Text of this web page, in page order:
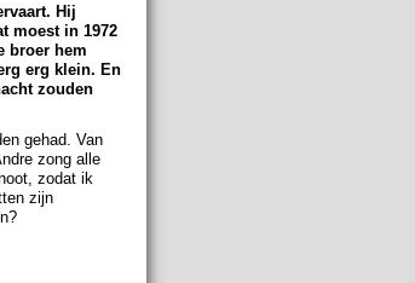
Hij
moest in 1972
broer hem
erg klein. En
zouden
gehad. Van
zong alle
zodat ik
zijn